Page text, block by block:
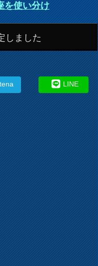
を使い分け
しました
LINE